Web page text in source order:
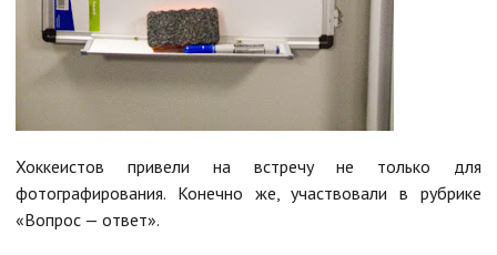
Хоккеистов привели на встречу не только для
фотографирования. Конечно же, участвовали в рубрике
«Вопрос — ответ».